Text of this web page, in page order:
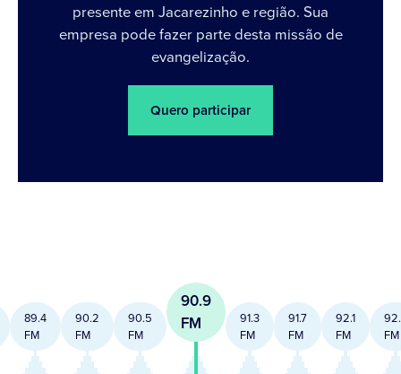
presente em Jacarezinho e região. Sua
empresa pode fazer parte desta missão de
evangelização.
Quero participar
89.4
FM
90.2
FM
90.5
FM
90.9
FM
91.3
FM
91.7
FM
92.1
FM
FM